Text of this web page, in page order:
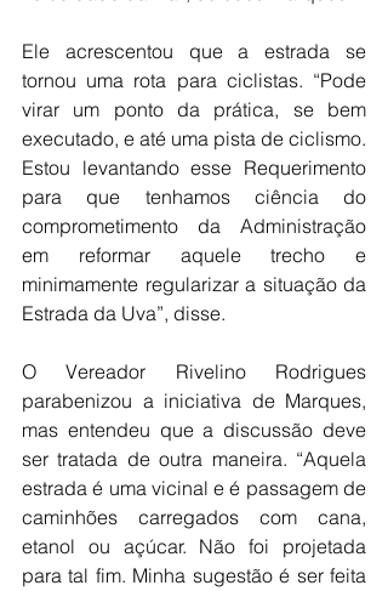
Ele acrescentou que a estrada se
tornou uma rota para ciclistas. “Pode
virar um ponto da prática, se bem
executado, e até uma pista de ciclismo.
Estou levantando esse Requerimento
para que tenhamos ciência do
comprometimento da Administração
em reformar aquele trecho e
minimamente regularizar a situação da
Estrada da Uva”, disse.
O Vereador Rivelino Rodrigues
parabenizou a iniciativa de Marques,
mas entendeu que a discussão deve
ser tratada de outra maneira. “Aquela
estrada é uma vicinal e é passagem de
caminhões carregados com cana,
etanol ou açúcar. Não foi projetada
para tal fim. Minha sugestão é ser feita